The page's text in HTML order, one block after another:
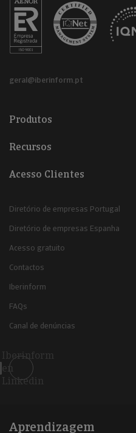
geral@iberinform.pt
Produtos
Recursos
Acesso Clientes
Diretório de empresas Portugal
Diretório de empresas Espanha
Acesso gratuito
Contactos
Iberinform
FAQs
Canal de denúncias
Iberinform
en
Linkedin
Aprendizagem